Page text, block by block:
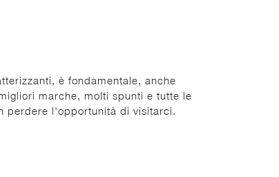
è fondamentale, anche
marche, molti spunti e tutte le
perdere l'opportunità di visitarci.